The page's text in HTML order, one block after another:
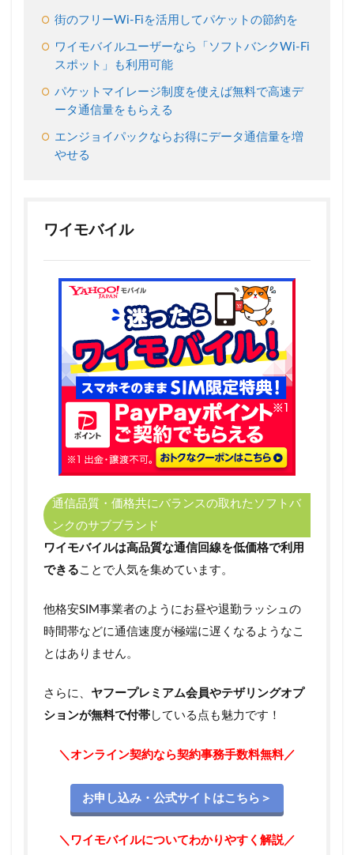
デー
信容
量が
なら
契約
直し
を検
ータ繰
ができ
も大丈
データ
通信す
る方法
3.1
街のフ
リー
Wi-Fiを
Ymobile
タ通信
量を節
パケッ
トマイ
レージ
制度で
Ymobile
タ通信
やす
3.3
加入し
のデー
街のフリーWi-Fiを活用してパケットの節約を
ワイモバイルユーザーなら「ソフトバンクWi-Fi
スポット」も利用可能
パケットマイレージ制度を使えば無料で高速デ
ータ通信量をもらえる
エンジョイパックならお得にデータ通信量を増
やせる
ワイモバイル
通信品質・価格共にバランスの取れたソフトバ
ンクのサブブランド
ワイモバイルは高品質な通信回線を低価格で利用
できる ことで人気を集めています。
他格安SIM事業者のようにお昼や退勤ラッシュの
時間帯などに通信速度が極端に遅くなるようなこ
とはありません。
さらに、 ヤフープレミアム会員やテザリングオプ
ションが無料で付帯 している点も魅力です！
＼オンライン契約なら契約事務手数料無料／
お申し込み・公式サイトはこちら＞
＼ワイモバイルについてわかりやすく解説／